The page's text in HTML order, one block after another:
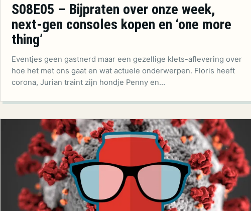
S08E05 – Bijpraten over onze week,
next-gen consoles kopen en ‘one more
thing’
Eventjes geen gastnerd maar een gezellige klets-aflevering over
hoe het met ons gaat en wat actuele onderwerpen. Floris heeft
corona, Jurian traint zijn hondje Penny en…